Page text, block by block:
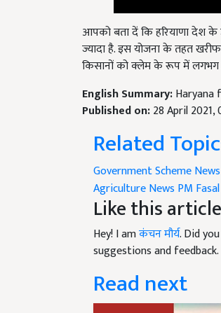
आपको बता दें कि हरियाणा देश
ज्यादा है. इस योजना के तहत
किसानों को क्लेम के रूप में लगभग
Published on:28 April 2021,
Related
Government Scheme News
Agriculture NewsPM
Like this
Hey! I amकंचन मौर्य. Did
suggestions and feedback.
Read next